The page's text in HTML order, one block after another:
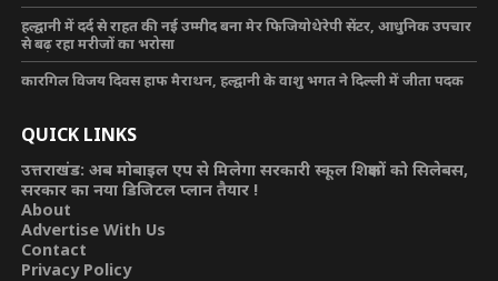
हल्द्वानी में दर्द से राहत की नई उम्मीद बना मेर फिजियोथेरेपी सेंटर, आधुनिक उपचार
से बढ़ रहा मरीजों का भरोसा
कारगिल विजय दिवस हाफ मैराथन, हल्द्वानी के वाशु भगत ने दिल्ली में जीता पदक
QUICK LINKS
उत्तराखंड: अब मोबाइल एप से मिलेगा सरकारी स्कूल शिक्षकों को सिलेबस,
सरकार का नया डिजिटल प्लान तैयार !
About
Advertise With Us
Contact
Privacy Policy